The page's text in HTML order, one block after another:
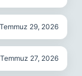
Temmuz 29, 2026
Temmuz 27, 2026